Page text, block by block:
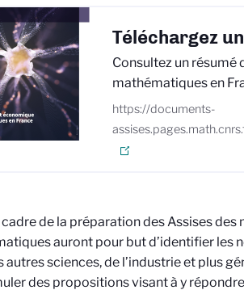
Téléchargez
Consultez un résumé
mathématiques en
https://documents-
cadre de la préparation des Assises
auront pour but d’identifier les
autres sciences, de l’industrie et plus
des propositions visant à y